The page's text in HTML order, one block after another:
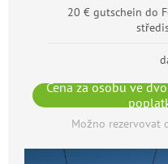
20 € gutschein do
Cena za osobu ve
Možno rezervovat